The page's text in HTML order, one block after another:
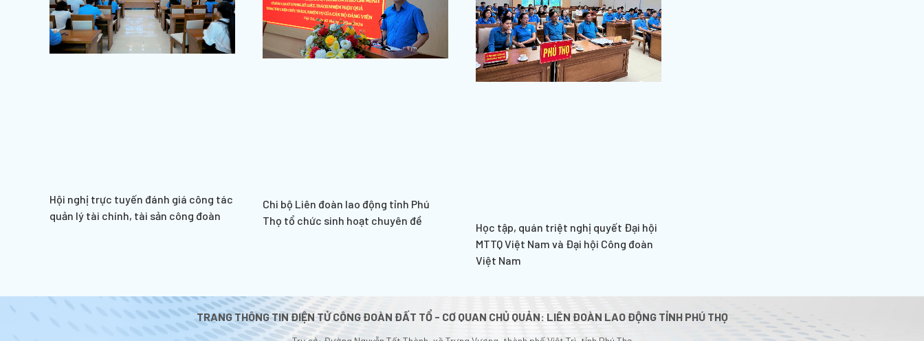
Hội nghị trực tuyến đánh giá công tác
quản lý tài chính, tài sản công đoàn
Chi bộ Liên đoàn lao động tỉnh Phú
Thọ tổ chức sinh hoạt chuyên đề
Học tập, quán triệt nghị quyết Đại hội
MTTQ Việt Nam và Đại hội Công đoàn
Việt Nam
TRANG THÔNG TIN ĐIỆN TỬ CÔNG ĐOÀN ĐẤT TỔ - CƠ QUAN CHỦ QUẢN: LIÊN ĐOÀN LAO ĐỘNG TỈNH PHÚ THỌ